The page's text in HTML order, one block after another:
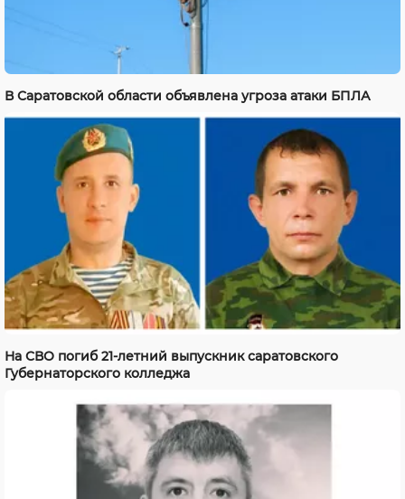
В Саратовской области объявлена угроза атаки БПЛА
На СВО погиб 21-летний выпускник саратовского
Губернаторского колледжа